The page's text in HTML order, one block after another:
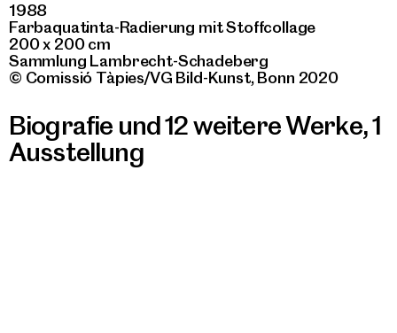
1988
Farbaquatinta-Radierung mit Stoffcollage
200 x 200 cm
Sammlung Lambrecht-Schadeberg
© Comissió Tàpies/VG Bild-Kunst, Bonn 2020
Biografie und 12 weitere Werke,1
Ausstellung